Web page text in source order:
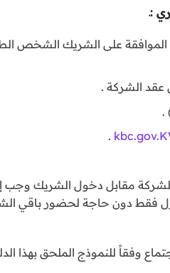
الموافقة على الشريك الشخص
عقد الشركة .
.
.
مقابل دخول الشريك وجب
فقط دون حاجة لحضور باقي
وفقاً للنموذج الملحق بهذا